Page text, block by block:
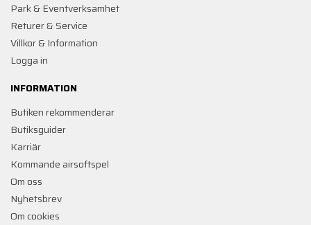
Park & Eventverksamhet
Returer & Service
Villkor & Information
Logga in
INFORMATION
Butiken rekommenderar
Butiksguider
Karriär
Kommande airsoftspel
Om oss
Nyhetsbrev
Om cookies